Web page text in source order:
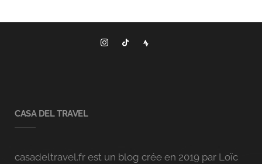
CASA DEL TRAVEL
casadeltravel.fr est un blog crée en 2019 par Loïc